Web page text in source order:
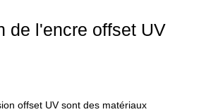
de l'encre offset UV
offset UV sont des matériaux